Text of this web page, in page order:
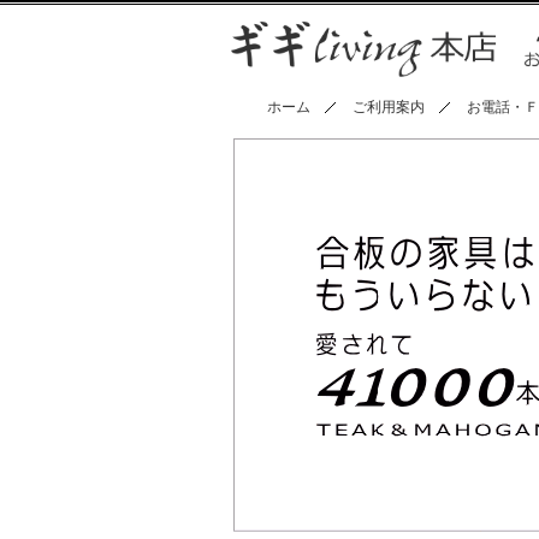
ホーム ご利用案内 お電話・